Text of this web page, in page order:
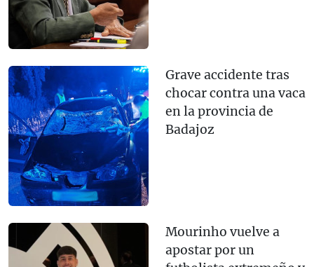
Grave accidente tras
chocar contra una vaca
en la provincia de
Badajoz
Mourinho vuelve a
apostar por un